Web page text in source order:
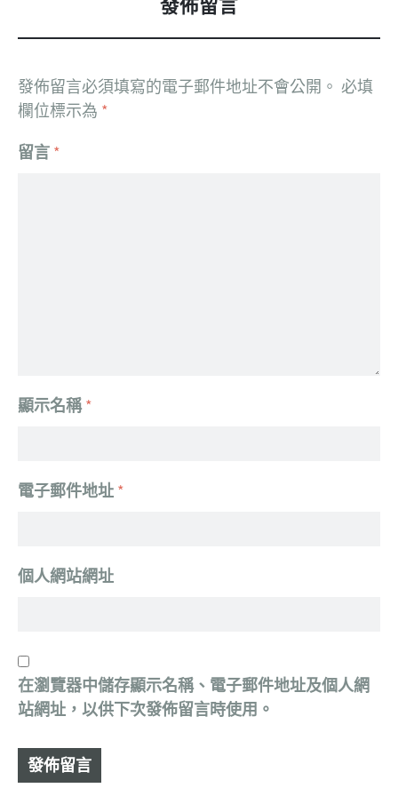
發佈留言
發佈留言必須填寫的電子郵件地址不會公開。 必填
欄位標示為 *
留言 *
顯示名稱*
電子郵件地址 *
個人網站網址
在瀏覽器中儲存顯示名稱、電子郵件地址及個人網
站網址，以供下次發佈留言時使用。